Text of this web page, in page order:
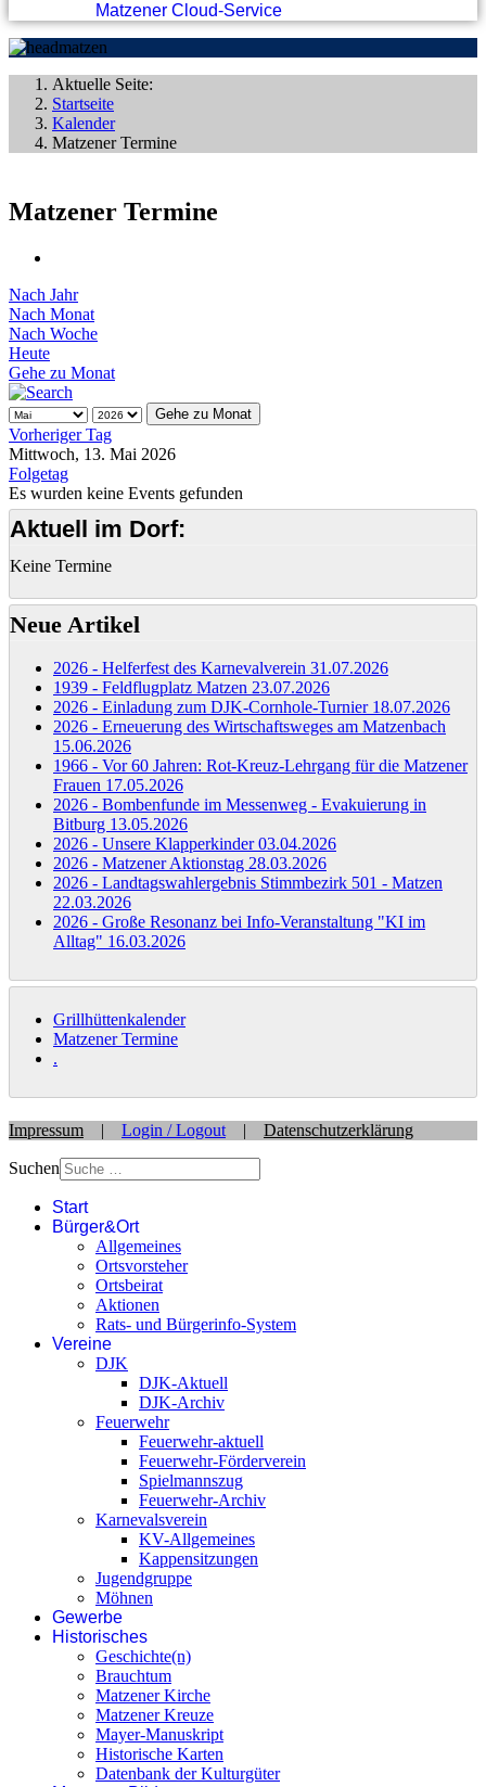
Matzener Cloud-Service
Aktuelle Seite:
Startseite
Kalender
Matzener Termine
Matzener Termine
Nach Jahr
Nach Monat
Nach Woche
Heute
Gehe zu Monat
Gehe zu Monat
Vorheriger Tag
Mittwoch, 13. Mai 2026
Folgetag
Es wurden keine Events gefunden
Aktuell im Dorf:
Keine Termine
Neue Artikel
2026 - Helferfest des Karnevalverein 31.07.2026
1939 - Feldflugplatz Matzen 23.07.2026
2026 - Einladung zum DJK-Cornhole-Turnier 18.07.2026
2026 - Erneuerung des Wirtschaftsweges am Matzenbach
15.06.2026
1966 - Vor 60 Jahren: Rot-Kreuz-Lehrgang für die Matzener
Frauen 17.05.2026
2026 - Bombenfunde im Messenweg - Evakuierung in
Bitburg 13.05.2026
2026 - Unsere Klapperkinder03.04.2026
2026 - Matzener Aktionstag 28.03.2026
2026 - Landtagswahlergebnis Stimmbezirk 501 - Matzen
22.03.2026
2026 - Große Resonanz bei Info-Veranstaltung "KI im
Alltag" 16.03.2026
Grillhüttenkalender
Matzener Termine
.
Impressum | Login / Logout | Datenschutzerklärung
Suchen
Start
Bürger&Ort
Allgemeines
Ortsvorsteher
Ortsbeirat
Aktionen
Rats- und Bürgerinfo-System
Vereine
DJK
DJK-Aktuell
DJK-Archiv
Feuerwehr
Feuerwehr-aktuell
Feuerwehr-Förderverein
Spielmannszug
Feuerwehr-Archiv
Karnevalsverein
KV-Allgemeines
Kappensitzungen
Jugendgruppe
Möhnen
Gewerbe
Historisches
Geschichte(n)
Brauchtum
Matzener Kirche
Matzener Kreuze
Mayer-Manuskript
Historische Karten
Datenbank der Kulturgüter